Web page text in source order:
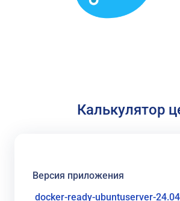
Калькулятор
Версия приложения